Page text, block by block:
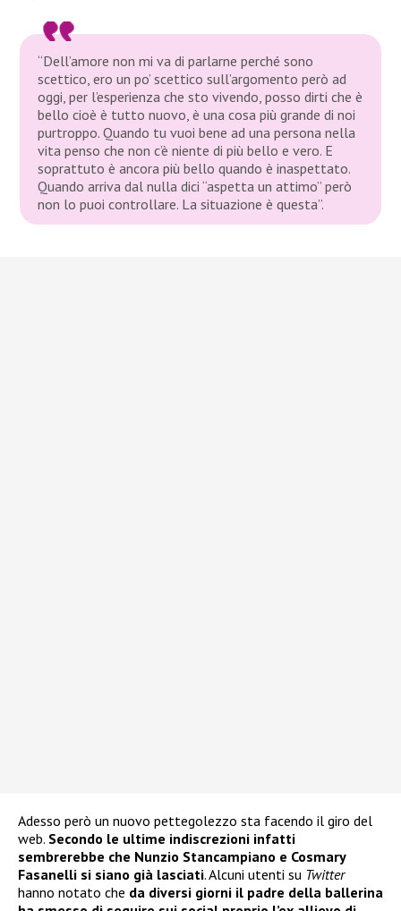
“Dell’amore non mi va di parlarne perché sono
scettico, ero un po’ scettico sull’argomento però ad
oggi, per l’esperienza che sto vivendo, posso dirti che è
bello cioè è tutto nuovo, è una cosa più grande di noi
purtroppo. Quando tu vuoi bene ad una persona nella
vita penso che non c’è niente di più bello e vero. E
soprattuto è ancora più bello quando è inaspettato.
Quando arriva dal nulla dici “aspetta un attimo” però
non lo puoi controllare. La situazione è questa”.
Adesso però un nuovo pettegolezzo sta facendo il giro del
web. Secondo le ultime indiscrezioni infatti
sembrerebbe che Nunzio Stancampiano e Cosmary
Fasanelli si siano già lasciati. Alcuni utenti su Twitter
hanno notato che da diversi giorni il padre della ballerina